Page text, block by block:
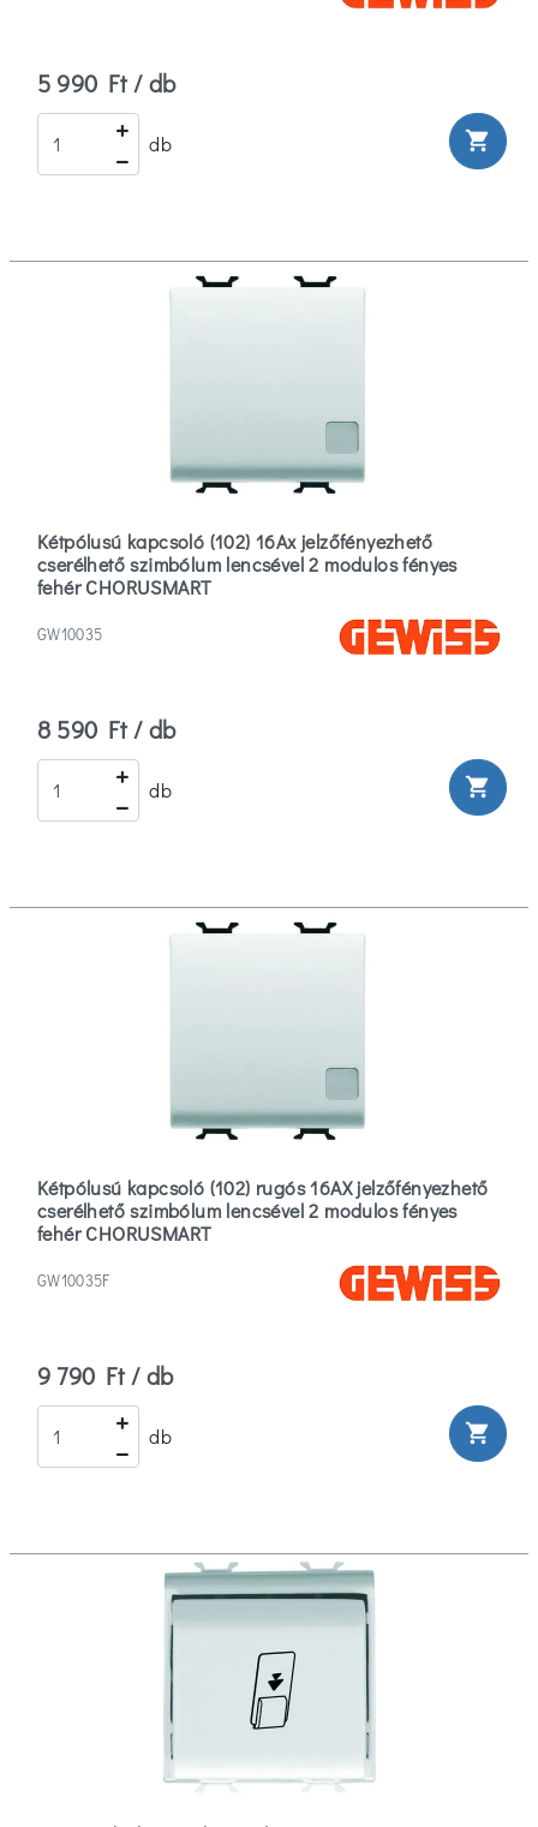
5 990 Ft / db
db shopping_cart
Kétpólusú kapcsoló (102) 16Ax jelzőfényezhető
cserélhető szimbólum lencsével 2 modulos fényes
fehér CHORUSMART
GW10035
8 590 Ft / db
db shopping_cart
Kétpólusú kapcsoló (102) rugós 16AX jelzőfényezhető
cserélhető szimbólum lencsével 2 modulos fényes
fehér CHORUSMART
GW10035F
9 790 Ft / db
db shopping_cart